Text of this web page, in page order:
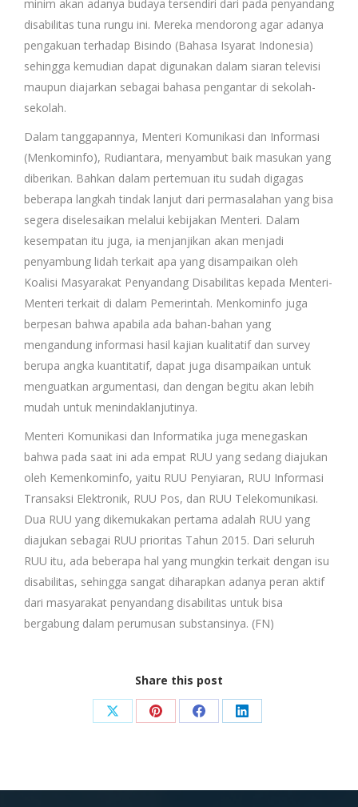
minim akan adanya budaya tersendiri dari pada penyandang
disabilitas tuna rungu ini. Mereka mendorong agar adanya
pengakuan terhadap Bisindo (Bahasa Isyarat Indonesia)
sehingga kemudian dapat digunakan dalam siaran televisi
maupun diajarkan sebagai bahasa pengantar di sekolah-
sekolah.
Dalam tanggapannya, Menteri Komunikasi dan Informasi
(Menkominfo), Rudiantara, menyambut baik masukan yang
diberikan. Bahkan dalam pertemuan itu sudah digagas
beberapa langkah tindak lanjut dari permasalahan yang bisa
segera diselesaikan melalui kebijakan Menteri. Dalam
kesempatan itu juga, ia menjanjikan akan menjadi
penyambung lidah terkait apa yang disampaikan oleh
Koalisi Masyarakat Penyandang Disabilitas kepada Menteri-
Menteri terkait di dalam Pemerintah. Menkominfo juga
berpesan bahwa apabila ada bahan-bahan yang
mengandung informasi hasil kajian kualitatif dan survey
berupa angka kuantitatif, dapat juga disampaikan untuk
menguatkan argumentasi, dan dengan begitu akan lebih
mudah untuk menindaklanjutinya.
Menteri Komunikasi dan Informatika juga menegaskan
bahwa pada saat ini ada empat RUU yang sedang diajukan
oleh Kemenkominfo, yaitu RUU Penyiaran, RUU Informasi
Transaksi Elektronik, RUU Pos, dan RUU Telekomunikasi.
Dua RUU yang dikemukakan pertama adalah RUU yang
diajukan sebagai RUU prioritas Tahun 2015. Dari seluruh
RUU itu, ada beberapa hal yang mungkin terkait dengan isu
disabilitas, sehingga sangat diharapkan adanya peran aktif
dari masyarakat penyandang disabilitas untuk bisa
bergabung dalam perumusan substansinya. (FN)
Share this post
Share Share Share Share